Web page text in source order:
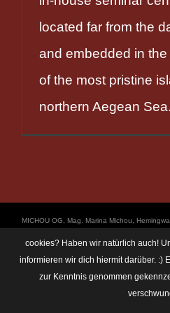
located far from the
and embedded in
of the most pristine
northern Aegean Sea.
ΜICHOU OG, Mag. Marina Michou,
https://linz.bar/marinamichou/ Telefon: 0650
Öffnungszeiten: Di - Do: 17:30 - 01:00 Uhr,
unserer Veranstaltungen machen wir
Einverständnis unserer Gäste setzen wir
cookies? Haben wir natürlich auch!
informieren wir dich hiermit darüber. :)
zur Kenntnis genommen